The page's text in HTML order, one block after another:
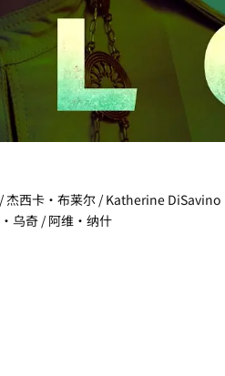
杰西卡·布莱尔 / Katherine DiSavino
·乌奇 / 阿维·纳什